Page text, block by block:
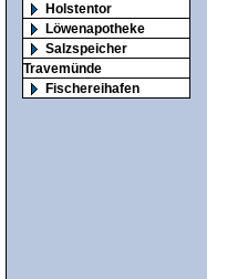
Holstentor
Löwenapotheke
Salzspeicher
Travemünde
Fischereihafen